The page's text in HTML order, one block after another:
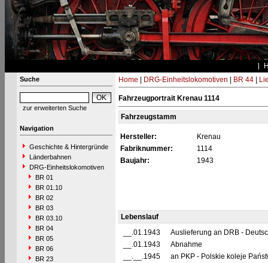
Suche
zur erweiterten Suche
Navigation
Geschichte & Hintergründe
Länderbahnen
DRG-Einheitslokomotiven
BR 01
BR 01.10
BR 02
BR 03
BR 03.10
BR 04
BR 05
BR 06
BR 23
Home DRG-Einheitslokomotiven BR 44|
Fahrzeugportrait Krenau 1114
Fahrzeugstamm
Hersteller:
Krenau
Fabriknummer:
1114
Baujahr:
1943
Lebenslauf
__.01.1943
Auslieferung an DRB -
__.01.1943
Abnahme
__.__.1945
an PKP - Polskie koleje